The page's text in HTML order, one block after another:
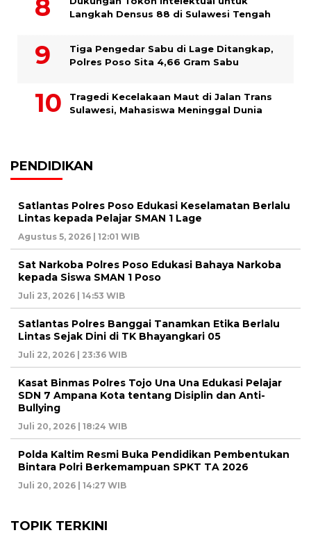
Langkah Densus 88 di Sulawesi Tengah
Tiga Pengedar Sabu di Lage Ditangkap,
Polres Poso Sita 4,66 Gram Sabu
Tragedi Kecelakaan Maut di Jalan Trans
Sulawesi, Mahasiswa Meninggal Dunia
PENDIDIKAN
Satlantas Polres Poso Edukasi Keselamatan Berlalu
Lintas kepada Pelajar SMAN 1 Lage
Agustus 5, 2026 | 12:01 WIB
Sat Narkoba Polres Poso Edukasi Bahaya Narkoba
kepada Siswa SMAN 1 Poso
Juli 23, 2026 | 14:53 WIB
Satlantas Polres Banggai Tanamkan Etika Berlalu
Lintas Sejak Dini di TK Bhayangkari 05
Juli 22, 2026 | 23:36 WIB
Kasat Binmas Polres Tojo Una Una Edukasi Pelajar
SDN 7 Ampana Kota tentang Disiplin dan Anti-
Bullying
Juli 20, 2026 | 18:24 WIB
Polda Kaltim Resmi Buka Pendidikan Pembentukan
Bintara Polri Berkemampuan SPKT TA 2026
Juli 20, 2026 | 14:27 WIB
TOPIK TERKINI